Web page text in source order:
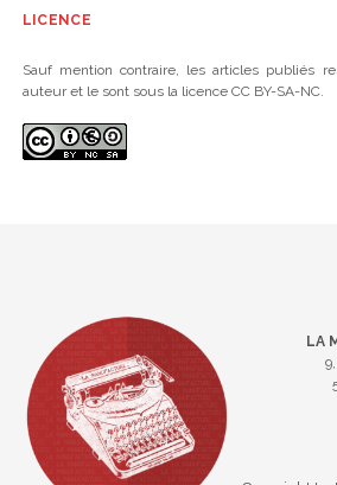
LICENCE
Sauf mention contraire, les articles publiés
auteur et le sont sous la licence CC BY-SA-NC.
LA